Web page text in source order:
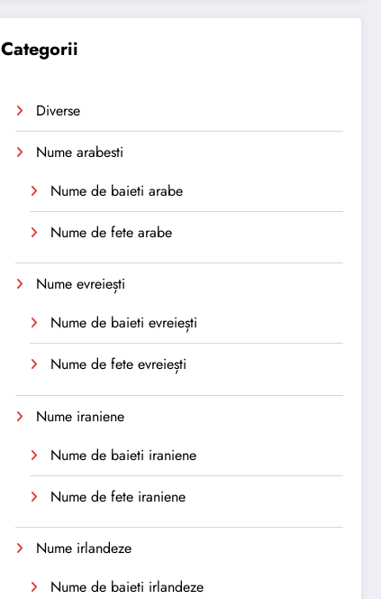
Categorii
Diverse
Nume arabesti
Nume de baieti arabe
Nume de fete arabe
Nume evreiești
Nume de baieti evreiești
Nume de fete evreiești
Nume iraniene
Nume de baieti iraniene
Nume de fete iraniene
Nume irlandeze
Nume de baieti irlandeze